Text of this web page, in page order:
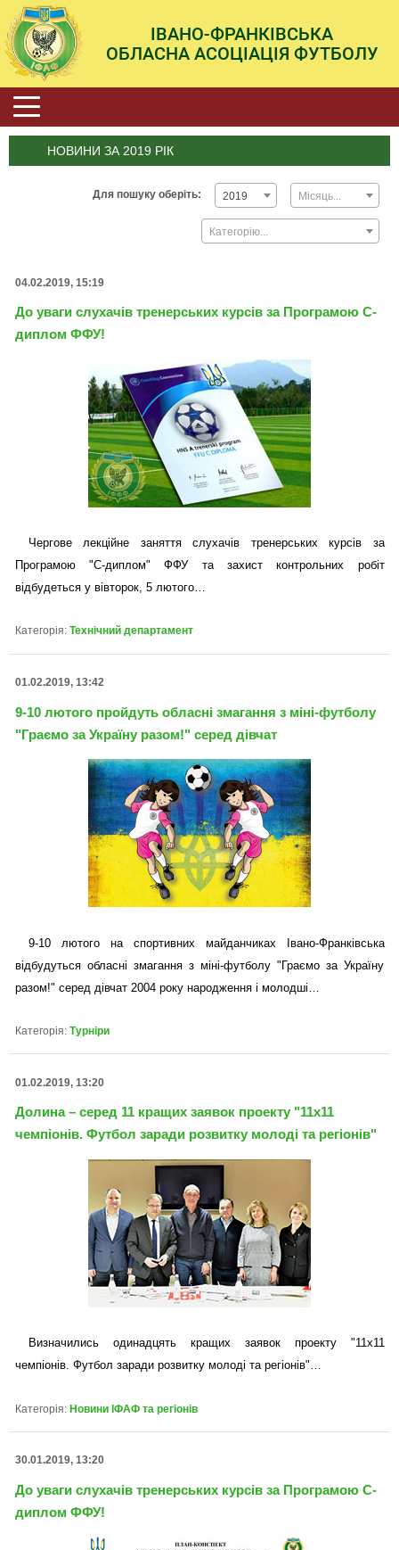
ІВАНО-ФРАНКІВСЬКА
ОБЛАСНА АСОЦІАЦІЯ ФУТБОЛУ
НОВИНИ ЗА 2019 РІК
Для пошуку оберіть: 2019 Місяць...
Категорію...
04.02.2019, 15:19
До уваги слухачів тренерських курсів за Програмою С-
диплом ФФУ!
Чергове лекційне заняття слухачів тренерських курсів за
Програмою "С-диплом" ФФУ та захист контрольних робіт
відбудеться у вівторок, 5 лютого…
Категорія: Технічний департамент
01.02.2019, 13:42
9-10 лютого пройдуть обласні змагання з міні-футболу
"Граємо за Україну разом!" серед дівчат
9-10 лютого на спортивних майданчиках Івано-Франківська
відбудуться обласні змагання з міні-футболу "Граємо за Україну
разом!" серед дівчат 2004 року народження і молодші…
Категорія: Турніри
01.02.2019, 13:20
Долина – серед 11 кращих заявок проекту "11х11
чемпіонів. Футбол заради розвитку молоді та регіонів"
Визначились одинадцять кращих заявок проекту "11х11
чемпіонів. Футбол заради розвитку молоді та регіонів"…
Категорія: Новини ІФАФ та регіонів
30.01.2019, 13:20
До уваги слухачів тренерських курсів за Програмою С-
диплом ФФУ!